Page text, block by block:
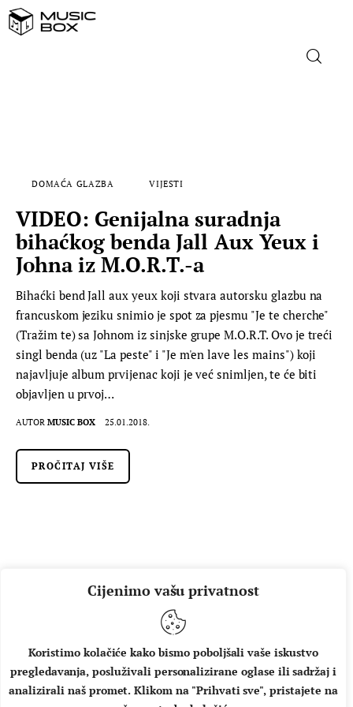
Cijenimo vašu privatnost
Koristimo kolačiće kako bismo poboljšali vaše iskustvo
pregledavanja, posluživali personalizirane oglase ili sadržaj i
analizirali naš promet. Klikom na "Prihvati sve", pristajete na
FILM
MUSIC BOX
DOMAĆA GLAZBA VIJESTI
VIDEO: Genijalna suradnja
bihaćkog benda Jall Aux Yeux i
Johna iz M.O.R.T.-a
Bihaćki bend Jall aux yeux koji stvara autorsku glazbu na
francuskom jeziku snimio je spot za pjesmu "Je te cherche"
(Tražim te) sa Johnom iz sinjske grupe M.O.R.T. Ovo je treći
singl benda (uz "La peste" i "Je m'en lave les mains") koji
najavljuje album prvijenac koji je već snimljen, te će biti
objavljen u prvoj…
AUTOR MUSIC BOX 25.01.2018.
PROČITAJ VIŠE
O NAMA IMPRESSUM UVJETI KORIŠTENJA